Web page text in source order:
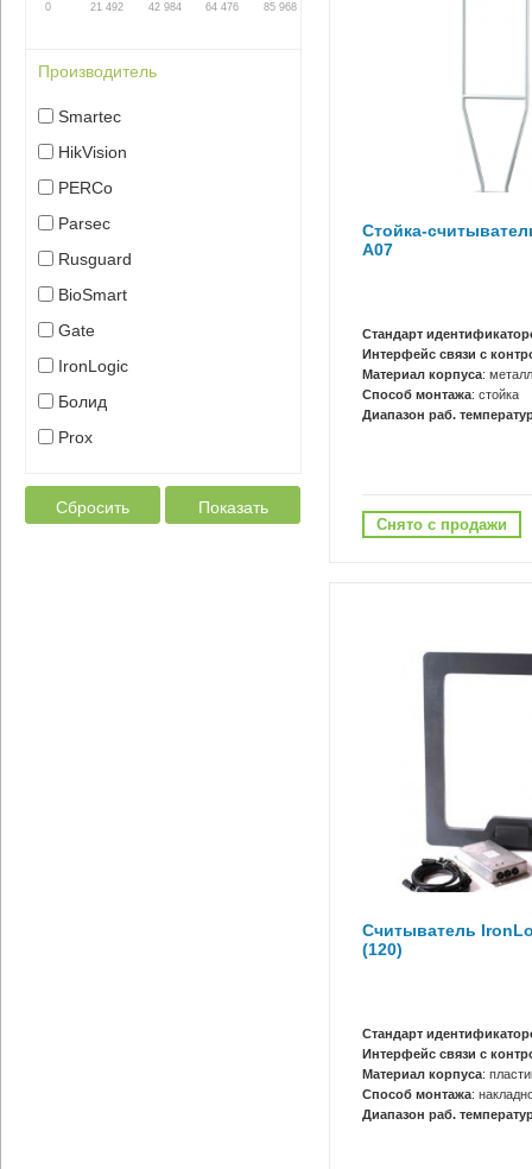
0 21 492 42 984 64 476 85 968
Производитель
Smartec
HikVision
PERCo
Parsec
Rusguard
BioSmart
Gate
IronLogic
Болид
Prox
Сбросить Показать
Стойка-
A07
Стандарт
Интерфейс связи с
Материал корпуса: металл
Способ монтажа: стойка
Диапазон раб.
Снято с продажи
Считыватель
(120)
Стандарт
Интерфейс связи с
Материал корпуса:
Способ монтажа:
Диапазон раб.